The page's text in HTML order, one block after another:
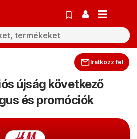
Iratkozz fel
újság következő
és promóciók